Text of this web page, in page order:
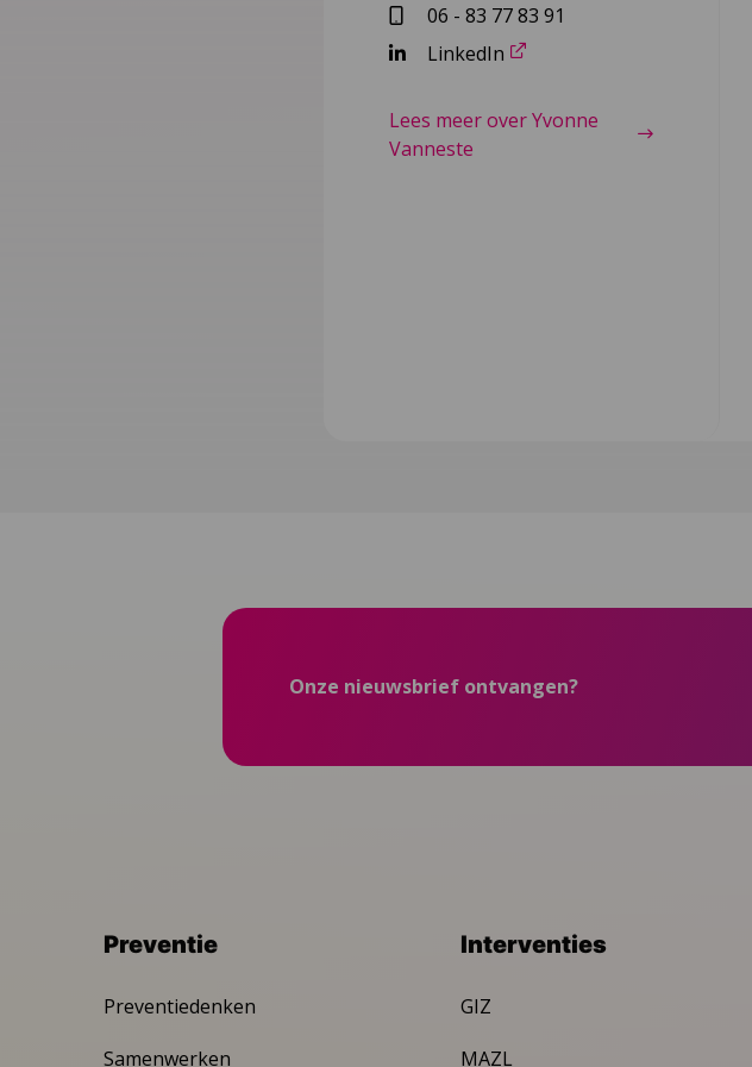
06 - 83 77 83 91
LinkedIn
Lees meer over Yvonne
Vanneste
Onze nieuwsbrief ontvangen?
Preventie
Preventiedenken
Samenwerken
Interventies
GIZ
MAZL